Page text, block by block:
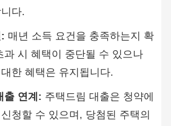
다.
매년 소득 요건을 충족하는지 확
과 시 혜택이 중단될 수 있으나
한 혜택은 유지됩니다.
출 연계: 주택드림 대출은 청약에
청할 수 있으며, 당첨된 주택의